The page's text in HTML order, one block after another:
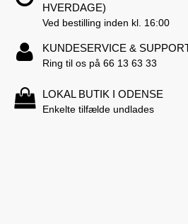
HVERDAGE)
Ved bestilling inden kl. 16:00
KUNDESERVICE &
Ring til os på 66 13 63 33
LOKAL BUTIK I ODENSE
Enkelte tilfælde undlades